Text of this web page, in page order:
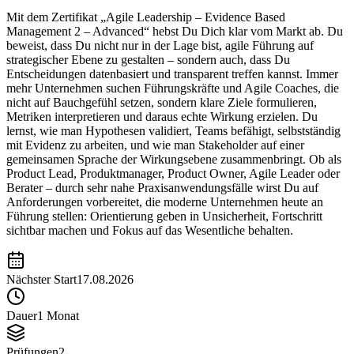
Mit dem Zertifikat „Agile Leadership – Evidence Based
Management 2 – Advanced“ hebst Du Dich klar vom Markt ab. Du
beweist, dass Du nicht nur in der Lage bist, agile Führung auf
strategischer Ebene zu gestalten – sondern auch, dass Du
Entscheidungen datenbasiert und transparent treffen kannst. Immer
mehr Unternehmen suchen Führungskräfte und Agile Coaches, die
nicht auf Bauchgefühl setzen, sondern klare Ziele formulieren,
Metriken interpretieren und daraus echte Wirkung erzielen. Du
lernst, wie man Hypothesen validiert, Teams befähigt, selbstständig
mit Evidenz zu arbeiten, und wie man Stakeholder auf einer
gemeinsamen Sprache der Wirkungsebene zusammenbringt. Ob als
Product Lead, Produktmanager, Product Owner, Agile Leader oder
Berater – durch sehr nahe Praxisanwendungsfälle wirst Du auf
Anforderungen vorbereitet, die moderne Unternehmen heute an
Führung stellen: Orientierung geben in Unsicherheit, Fortschritt
sichtbar machen und Fokus auf das Wesentliche behalten.
Nächster Start17.08.2026
Dauer1 Monat